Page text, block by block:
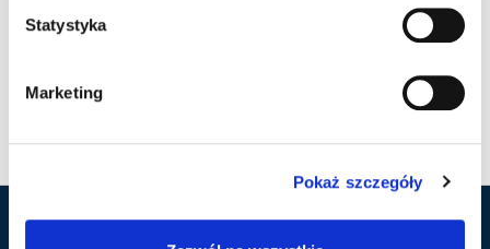
Statystyka
Marketing
Pokaż szczegóły
ZŁ